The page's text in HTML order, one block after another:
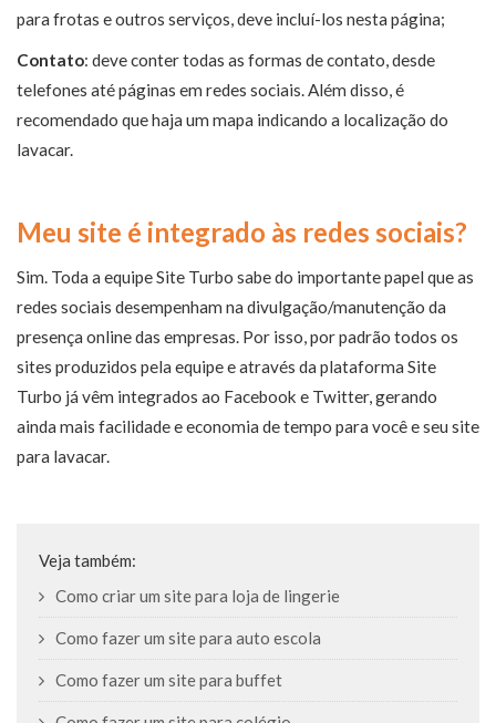
para frotas e outros serviços, deve incluí-los nesta página;
Contato: deve conter todas as formas de contato, desde
telefones até páginas em redes sociais. Além disso, é
recomendado que haja um mapa indicando a localização do
lavacar.
Meu site é integrado às redes sociais?
Sim. Toda a equipe Site Turbo sabe do importante papel que as
redes sociais desempenham na divulgação/manutenção da
presença online das empresas. Por isso, por padrão todos os
sites produzidos pela equipe e através da plataforma Site
Turbo já vêm integrados ao Facebook e Twitter, gerando
ainda mais facilidade e economia de tempo para você e seu site
para lavacar.
Veja também:
Como criar um site para loja de lingerie
Como fazer um site para auto escola
Como fazer um site para buffet